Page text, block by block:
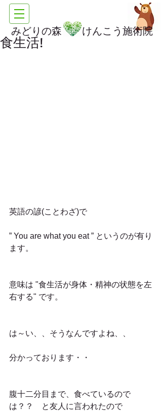
みどりの森 けんこう施術院
食生活!
英語の諺(ことわざ)で
” You are what you eat ” というのが有り
ます。
意味は "食生活が身体・精神の状態を左
右する" です。
は～い、、そうなんですよね、、
分かっております・・
腹十二分目まで、食べているので
は？？　と友人に言われたので